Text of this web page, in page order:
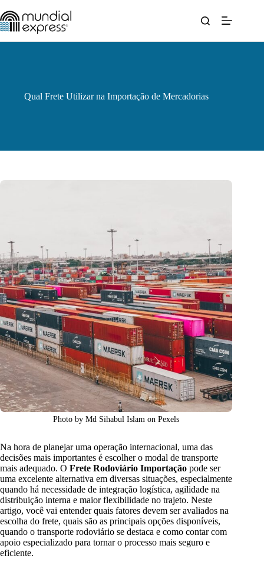
para
o
Qual Frete Utilizar na Importação de Mercadorias
Photo by Md Sihabul Islam on Pexels
Na hora de planejar uma operação internacional, uma das
decisões mais importantes é escolher o modal de transporte
mais adequado. O Frete Rodoviário Importação pode ser
uma excelente alternativa em diversas situações, especialmente
quando há necessidade de integração logística, agilidade na
distribuição interna e maior flexibilidade no trajeto. Neste
artigo, você vai entender quais fatores devem ser avaliados na
escolha do frete, quais são as principais opções disponíveis,
quando o transporte rodoviário se destaca e como contar com
apoio especializado para tornar o processo mais seguro e
eficiente.